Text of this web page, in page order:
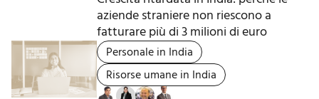
aziende straniere non riescono a
fatturare più di 3 milioni di euro
Personale in India
Risorse umane in India